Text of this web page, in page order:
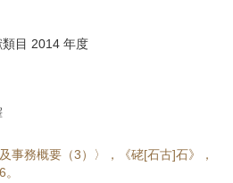
目 2014 年度
事務概要（3）〉，《硓[石古]石》，